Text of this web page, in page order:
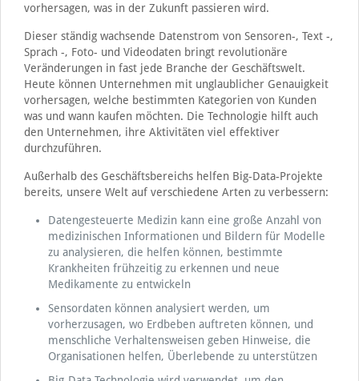
vorhersagen, was in der Zukunft passieren wird.
Dieser ständig wachsende Datenstrom von Sensoren-, Text -,
Sprach -, Foto- und Videodaten bringt revolutionäre
Veränderungen in fast jede Branche der Geschäftswelt.
Heute können Unternehmen mit unglaublicher Genauigkeit
vorhersagen, welche bestimmten Kategorien von Kunden
was und wann kaufen möchten. Die Technologie hilft auch
den Unternehmen, ihre Aktivitäten viel effektiver
durchzuführen.
Außerhalb des Geschäftsbereichs helfen Big-Data-Projekte
bereits, unsere Welt auf verschiedene Arten zu verbessern:
Datengesteuerte Medizin kann eine große Anzahl von
medizinischen Informationen und Bildern für Modelle
zu analysieren, die helfen können, bestimmte
Krankheiten frühzeitig zu erkennen und neue
Medikamente zu entwickeln
Sensordaten können analysiert werden, um
vorherzusagen, wo Erdbeben auftreten können, und
menschliche Verhaltensweisen geben Hinweise, die
Organisationen helfen, Überlebende zu unterstützen